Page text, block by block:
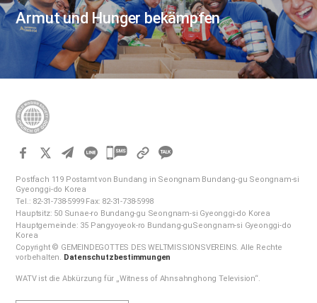
Armut und Hunger bekämpfen
카
오
공
하
Postfach 119 Postamt von Bundang in Seongnam Bundang-gu Seongnam-si
Gyeonggi-do Korea
Tel.: 82-31-738-5999 Fax: 82-31-738-5998
Hauptsitz: 50 Sunae-ro Bundang-gu Seongnam-si Gyeonggi-do Korea
Hauptgemeinde: 35 Pangyoyeok-ro Bundang-guSeongnam-si Gyeonggi-do
Korea
Copyright © GEMEINDEGOTTES DES WELTMISSIONSVEREINS. Alle Rechte
vorbehalten. Datenschutzbestimmungen
WATV ist die Abkürzung für „Witness of Ahnsahnghong Television“.